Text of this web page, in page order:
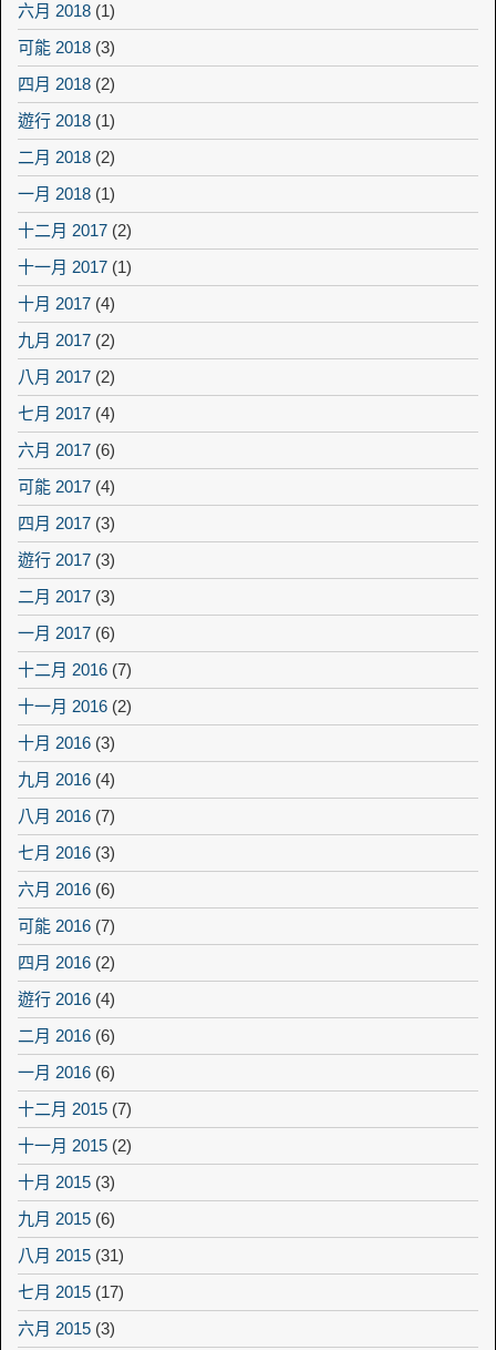
六月 2018 (1)
可能 2018 (3)
四月 2018 (2)
遊行 2018 (1)
二月 2018 (2)
一月 2018 (1)
十二月 2017 (2)
十一月 2017 (1)
十月 2017 (4)
九月 2017 (2)
八月 2017 (2)
七月 2017 (4)
六月 2017 (6)
可能 2017 (4)
四月 2017 (3)
遊行 2017 (3)
二月 2017 (3)
一月 2017 (6)
十二月 2016 (7)
十一月 2016 (2)
十月 2016 (3)
九月 2016 (4)
八月 2016 (7)
七月 2016 (3)
六月 2016 (6)
可能 2016 (7)
四月 2016 (2)
遊行 2016 (4)
二月 2016 (6)
一月 2016 (6)
十二月 2015 (7)
十一月 2015 (2)
十月 2015 (3)
九月 2015 (6)
八月 2015 (31)
七月 2015 (17)
六月 2015 (3)